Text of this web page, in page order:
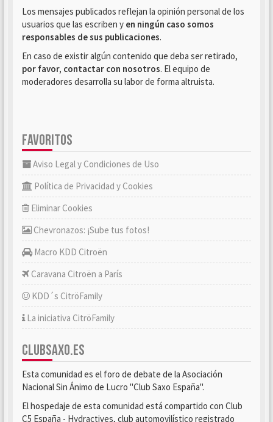
Los mensajes publicados reflejan la opinión personal de los
usuarios que las escriben y en ningún caso somos
responsables de sus publicaciones.
En caso de existir algún contenido que deba ser retirado,
por favor, contactar con nosotros. El equipo de
moderadores desarrolla su labor de forma altruista.
FAVORITOS
Aviso Legal y Condiciones de Uso
Política de Privacidad y Cookies
Eliminar Cookies
Chevronazos: ¡Sube tus fotos!
Macro KDD Citroën
Caravana Citroën a París
KDD´s CitröFamily
La iniciativa CitröFamily
CLUBSAXO.ES
Esta comunidad es el foro de debate de la Asociación
Nacional Sin Ánimo de Lucro "Club Saxo España".
El hospedaje de esta comunidad está compartido con Club
C5 España - Hydractives, club automovilístico registrado